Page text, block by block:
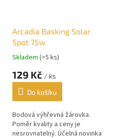
Arcadia Basking Solar
Spot 75w
Skladem (>5 ks)
129 Kč / ks
Do košíku
Bodová výhřevná žárovka.
Poměr kvality a ceny je
nesrovnatelný. Účelná novinka